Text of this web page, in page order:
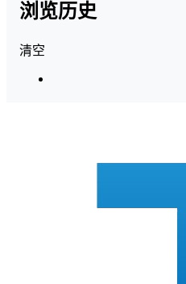
浏览历史
清空